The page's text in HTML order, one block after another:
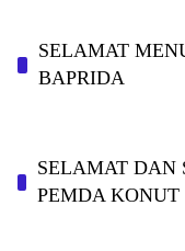
SELAMAT
BAPRIDA
SELAMAT DAN
PEMDA KONUT